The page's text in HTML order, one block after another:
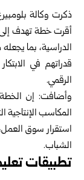
ذكرت وكالة
أقرت خطة تهدف
الدراسية، بما
قدراتهم في
الرقمي.
وأضافت: إن
المكاسب الإنتاجية
استقرار سوق
الشباب.
تطبيقات